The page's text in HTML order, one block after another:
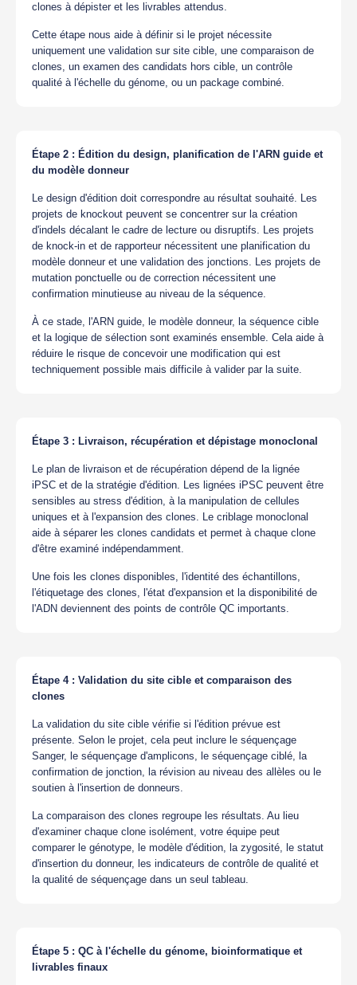
clones à dépister et les livrables attendus.
Cette étape nous aide à définir si le projet nécessite
uniquement une validation sur site cible, une comparaison de
clones, un examen des candidats hors cible, un contrôle
qualité à l'échelle du génome, ou un package combiné.
Étape 2 : Édition du design, planification de l'ARN guide et
du modèle donneur
Le design d'édition doit correspondre au résultat souhaité. Les
projets de knockout peuvent se concentrer sur la création
d'indels décalant le cadre de lecture ou disruptifs. Les projets
de knock-in et de rapporteur nécessitent une planification du
modèle donneur et une validation des jonctions. Les projets de
mutation ponctuelle ou de correction nécessitent une
confirmation minutieuse au niveau de la séquence.
À ce stade, l'ARN guide, le modèle donneur, la séquence cible
et la logique de sélection sont examinés ensemble. Cela aide à
réduire le risque de concevoir une modification qui est
techniquement possible mais difficile à valider par la suite.
Étape 3 : Livraison, récupération et dépistage monoclonal
Le plan de livraison et de récupération dépend de la lignée
iPSC et de la stratégie d'édition. Les lignées iPSC peuvent être
sensibles au stress d'édition, à la manipulation de cellules
uniques et à l'expansion des clones. Le criblage monoclonal
aide à séparer les clones candidats et permet à chaque clone
d'être examiné indépendamment.
Une fois les clones disponibles, l'identité des échantillons,
l'étiquetage des clones, l'état d'expansion et la disponibilité de
l'ADN deviennent des points de contrôle QC importants.
Étape 4 : Validation du site cible et comparaison des
clones
La validation du site cible vérifie si l'édition prévue est
présente. Selon le projet, cela peut inclure le séquençage
Sanger, le séquençage d'amplicons, le séquençage ciblé, la
confirmation de jonction, la révision au niveau des allèles ou le
soutien à l'insertion de donneurs.
La comparaison des clones regroupe les résultats. Au lieu
d'examiner chaque clone isolément, votre équipe peut
comparer le génotype, le modèle d'édition, la zygosité, le statut
d'insertion du donneur, les indicateurs de contrôle de qualité et
la qualité de séquençage dans un seul tableau.
Étape 5 : QC à l'échelle du génome, bioinformatique et
livrables finaux